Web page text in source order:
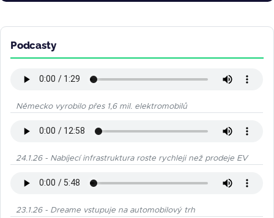
Podcasty
Německo vyrobilo přes 1,6 mil. elektromobilů
24.1.26 - Nabíjecí infrastruktura roste rychleji než prodeje EV
23.1.26 - Dreame vstupuje na automobilový trh